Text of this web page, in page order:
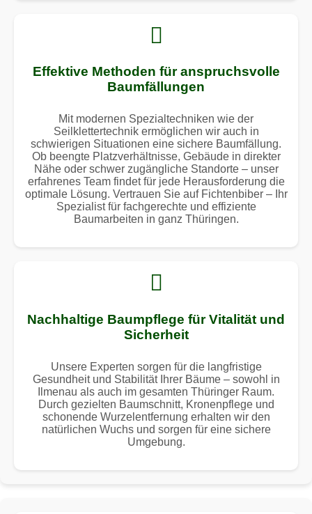
Effektive Methoden für anspruchsvolle
Baumfällungen
Mit modernen Spezialtechniken wie der
Seilklettertechnik ermöglichen wir auch in
schwierigen Situationen eine sichere Baumfällung.
Ob beengte Platzverhältnisse, Gebäude in direkter
Nähe oder schwer zugängliche Standorte – unser
erfahrenes Team findet für jede Herausforderung die
optimale Lösung. Vertrauen Sie auf Fichtenbiber – Ihr
Spezialist für fachgerechte und effiziente
Baumarbeiten in ganz Thüringen.
Nachhaltige Baumpflege für Vitalität und
Sicherheit
Unsere Experten sorgen für die langfristige
Gesundheit und Stabilität Ihrer Bäume – sowohl in
Ilmenau als auch im gesamten Thüringer Raum.
Durch gezielten Baumschnitt, Kronenpflege und
schonende Wurzelentfernung erhalten wir den
natürlichen Wuchs und sorgen für eine sichere
Umgebung.